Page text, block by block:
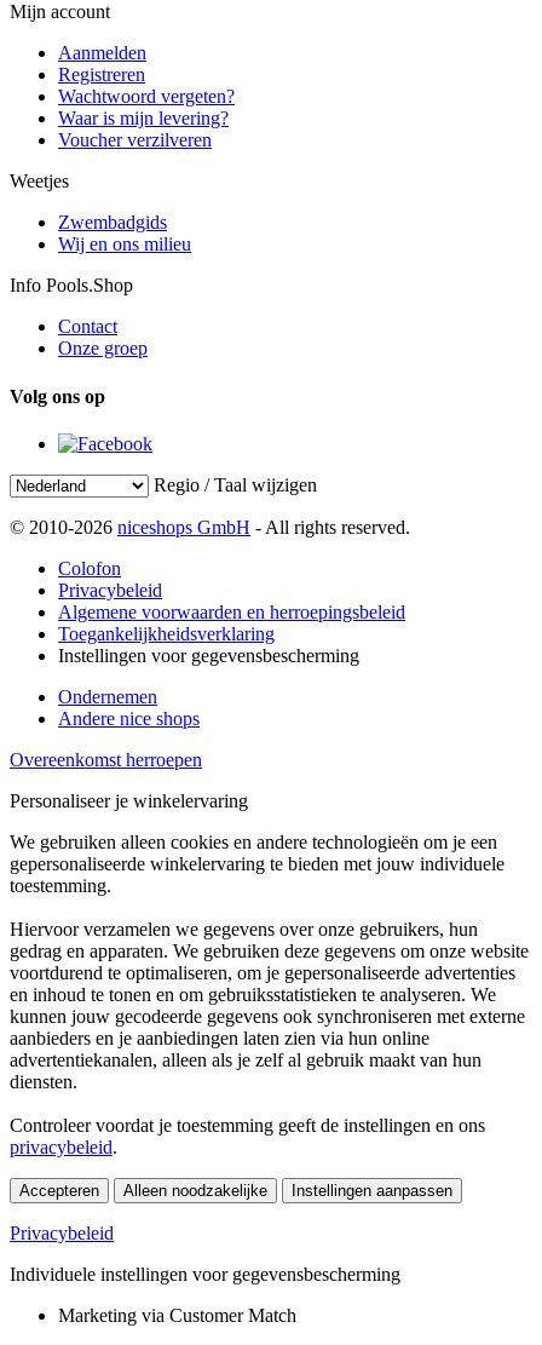
Mijn account
Aanmelden
Registreren
Wachtwoord vergeten?
Waar is mijn levering?
Voucher verzilveren
Weetjes
Zwembadgids
Wij en ons milieu
Info Pools.Shop
Contact
Onze groep
Volg ons op
Regio / Taal wijzigen
© 2010-2026 niceshops GmbH - All rights reserved.
Colofon
Privacybeleid
Algemene voorwaarden en herroepingsbeleid
Toegankelijkheidsverklaring
Instellingen voor gegevensbescherming
Ondernemen
Andere nice shops
Overeenkomst herroepen
Personaliseer je winkelervaring
We gebruiken alleen cookies en andere technologieën om je een
gepersonaliseerde winkelervaring te bieden met jouw individuele
toestemming.
Hiervoor verzamelen we gegevens over onze gebruikers, hun
gedrag en apparaten. We gebruiken deze gegevens om onze website
voortdurend te optimaliseren, om je gepersonaliseerde advertenties
en inhoud te tonen en om gebruiksstatistieken te analyseren. We
kunnen jouw gecodeerde gegevens ook synchroniseren met externe
aanbieders en je aanbiedingen laten zien via hun online
advertentiekanalen, alleen als je zelf al gebruik maakt van hun
diensten.
Controleer voordat je toestemming geeft de instellingen en ons
privacybeleid.
Accepteren Alleen noodzakelijke Instellingen aanpassen
Privacybeleid
Individuele instellingen voor gegevensbescherming
Marketing via Customer Match